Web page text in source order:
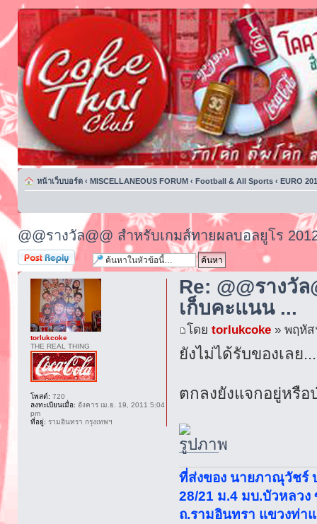
หน้าเว็บบอร์ด ‹ MISCELLANEOUS FORUM ‹ Football & All Sports ‹ EURO
@@รางวัล@@ สำหรับเกมส์ทายผลบอลยูโร
ตอบกระทู้
Re: @@รางวั
เก็บคะแนน ...
โดยtorlukcoke » พฤหัส
ยังไม่ได้รับของเลย
ตกลงยังแจกอยู่หรือ
ที่ส่งของ นายภาณุวัชร์
28/21 ม.4 มบ.บัวหลวง
ถ.รามอินทรา แขวงท่าแ
torlukcoke
THE REAL THING
โพสต์: 720
ลงทะเบียนเมื่อ: อังคาร เม.ย. 19, 2011 5:04
pm
ที่อยู่: รามอินทรา กรุงเทพฯ